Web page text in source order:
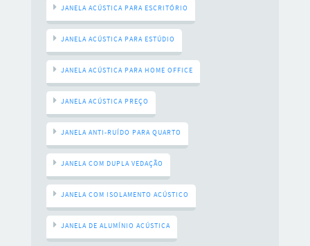
JANELA ACÚSTICA PARA ESCRITÓRIO
JANELA ACÚSTICA PARA ESTÚDIO
JANELA ACÚSTICA PARA HOME OFFICE
JANELA ACÚSTICA PREÇO
JANELA ANTI-RUÍDO PARA QUARTO
JANELA COM DUPLA VEDAÇÃO
JANELA COM ISOLAMENTO ACÚSTICO
JANELA DE ALUMÍNIO ACÚSTICA